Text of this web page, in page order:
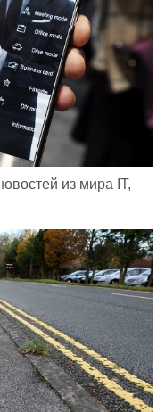
из мира IT,